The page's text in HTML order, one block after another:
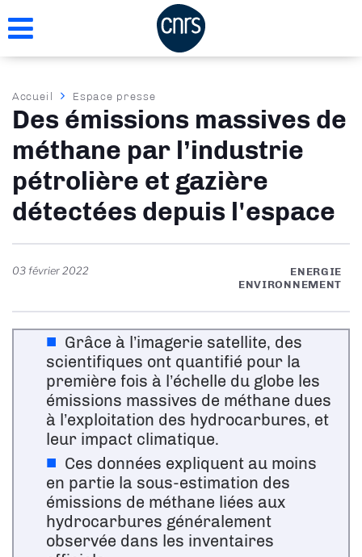
au
Fil
d'Ariane
Accueil Espace presse
Des émissions massives de
méthane par l’industrie
pétrolière et gazière
détectées depuis l'espace
03 février 2022
ENERGIE
ENVIRONNEMENT
Grâce à l’imagerie satellite, des
scientifiques ont quantifié pour la
première fois à l’échelle du globe les
émissions massives de méthane dues
à l’exploitation des hydrocarbures, et
leur impact climatique.
Ces données expliquent au moins
en partie la sous-estimation des
émissions de méthane liées aux
hydrocarbures généralement
observée dans les inventaires